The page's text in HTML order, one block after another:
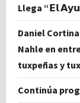
Llega “𝗘𝗹
Daniel
Nahle en
tuxpeñas y
Continúa